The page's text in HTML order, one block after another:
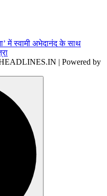
| Powered by